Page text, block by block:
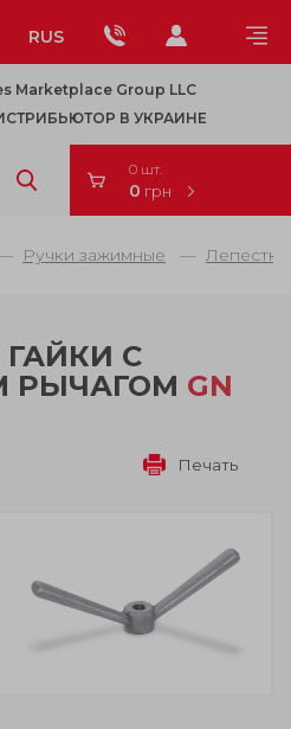
RUS
Marketplace Group LLC
В УКРАИНЕ
0 шт.
0 грн
Ручки зажимные
С
РЫЧАГОМ GN
Печать